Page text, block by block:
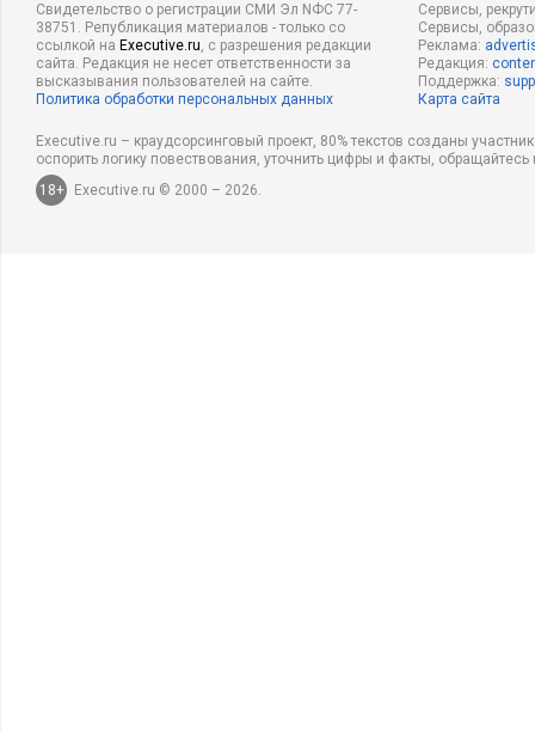
Свидетельство о регистрации СМИ Эл NФС 77-
38751. Републикация материалов - только со
ссылкой на Executive.ru, с разрешения редакции
сайта. Редакция не несет ответственности за
высказывания пользователей на сайте.
Политика обработки персональных данных
Сервисы,
Сервисы,
Реклама:
Редакция:
Поддержка:
Карта сайта
Executive.ru – краудсорсинговый проект, 80% текстов созданы
оспорить логику повествования, уточнить цифры и факты,
18+
Executive.ru © 2000 – 2026.